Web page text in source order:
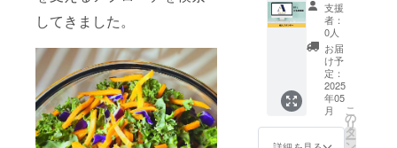
してきました。
※オンラ
インは
Zoomを
使用し
ます。
※こちら
の権利
の有効
期限は
2025年
届けさ
せてい
ただき
ます。
※送料込
みのお
値段で
す。
Rの個人
スポン
サーに
なれる
権利で
す。
ANCHO
Rの支援
者とし
てHPに
支援
者：
0人
お届
け予
定：
2025
年05
月
こ
の
リ
タ
ー